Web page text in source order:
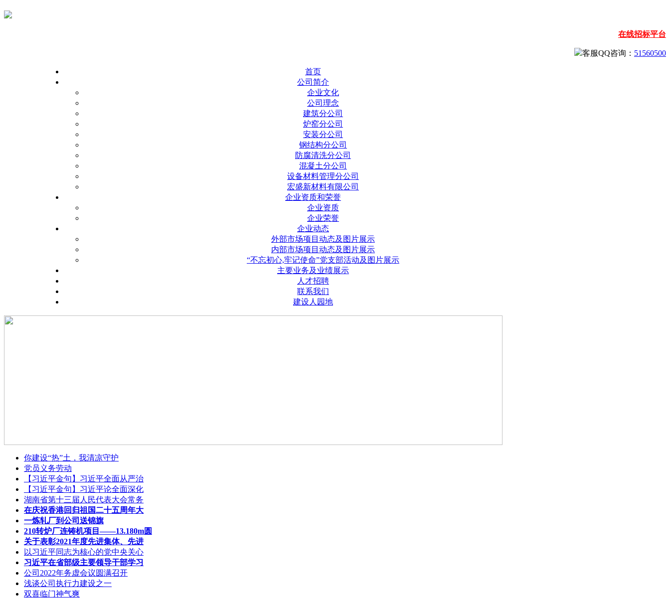
在线招标平台
客服QQ咨询： 51560500
首页
公司简介
企业文化
公司理念
建筑分公司
炉窑分公司
安装分公司
钢结构分公司
防腐清洗分公司
混凝土分公司
设备材料管理分公司
宏盛新材料有限公司
企业资质和荣誉
企业资质
企业荣誉
企业动态
外部市场项目动态及图片展示
内部市场项目动态及图片展示
“不忘初心,牢记使命”党支部活动及图片展示
主要业务及业绩展示
人才招聘
联系我们
建设人园地
你建设“热”土，我清凉守护
党员义务劳动
【习近平金句】习近平全面从严治
【习近平金句】习近平论全面深化
湖南省第十三届人民代表大会常务
在庆祝香港回归祖国二十五周年大
一炼轧厂到公司送锦旗
210转炉厂连铸机项目——13.180m圆
关于表彰2021年度先进集体、先进
以习近平同志为核心的党中央关心
习近平在省部级主要领导干部学习
公司2022年务虚会议圆满召开
浅谈公司执行力建设之一
双喜临门神气爽